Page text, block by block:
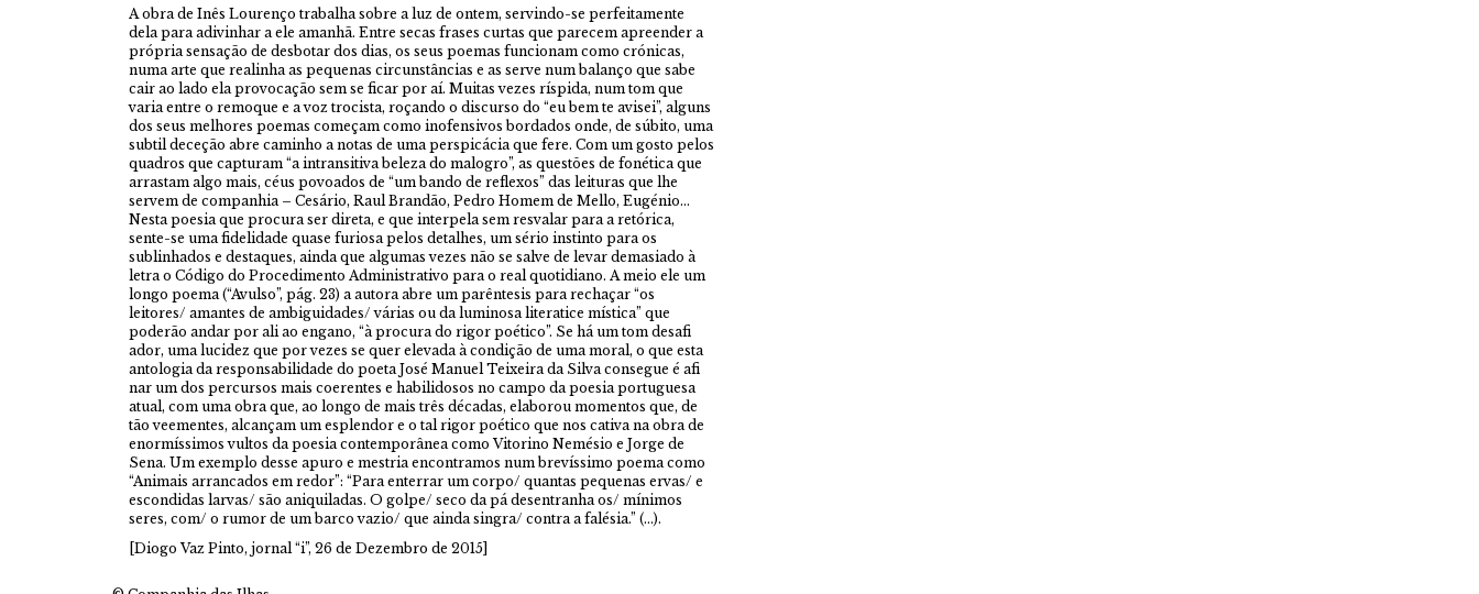
A obra de Inês Lourenço trabalha sobre a luz de ontem, servindo-se perfeitamente
dela para adivinhar a ele amanhã. Entre secas frases curtas que parecem apreender a
própria sensação de desbotar dos dias, os seus poemas funcionam como crónicas,
numa arte que realinha as pequenas circunstâncias e as serve num balanço que sabe
cair ao lado ela provocação sem se ficar por aí. Muitas vezes ríspida, num tom que
varia entre o remoque e a voz trocista, roçando o discurso do “eu bem te avisei”, alguns
dos seus melhores poemas começam como inofensivos bordados onde, de súbito, uma
subtil deceção abre caminho a notas de uma perspicácia que fere. Com um gosto pelos
quadros que capturam “a intransitiva beleza do malogro”, as questões de fonética que
arrastam algo mais, céus povoados de “um bando de reflexos” das leituras que lhe
servem de companhia – Cesário, Raul Brandão, Pedro Homem de Mello, Eugénio…
Nesta poesia que procura ser direta, e que interpela sem resvalar para a retórica,
sente-se uma fidelidade quase furiosa pelos detalhes, um sério instinto para os
sublinhados e destaques, ainda que algumas vezes não se salve de levar demasiado à
letra o Código do Procedimento Administrativo para o real quotidiano. A meio ele um
longo poema (“Avulso”, pág. 23) a autora abre um parêntesis para rechaçar “os
leitores/ amantes de ambiguidades/ várias ou da luminosa literatice mística” que
poderão andar por ali ao engano, “à procura do rigor poético”. Se há um tom desafi
ador, uma lucidez que por vezes se quer elevada à condição de uma moral, o que esta
antologia da responsabilidade do poeta José Manuel Teixeira da Silva consegue é afi
nar um dos percursos mais coerentes e habilidosos no campo da poesia portuguesa
atual, com uma obra que, ao longo de mais três décadas, elaborou momentos que, de
tão veementes, alcançam um esplendor e o tal rigor poético que nos cativa na obra de
enormíssimos vultos da poesia contemporânea como Vitorino Nemésio e Jorge de
Sena. Um exemplo desse apuro e mestria encontramos num brevíssimo poema como
“Animais arrancados em redor”: “Para enterrar um corpo/ quantas pequenas ervas/ e
escondidas larvas/ são aniquiladas. O golpe/ seco da pá desentranha os/ mínimos
seres, com/ o rumor de um barco vazio/ que ainda singra/ contra a falésia.” (…).
[Diogo Vaz Pinto, jornal “i”, 26 de Dezembro de 2015]